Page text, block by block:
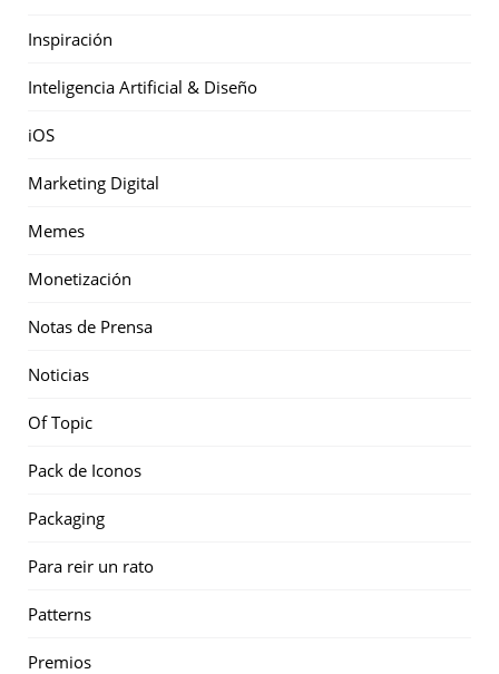
Inspiración
Inteligencia Artificial & Diseño
iOS
Marketing Digital
Memes
Monetización
Notas de Prensa
Noticias
Of Topic
Pack de Iconos
Packaging
Para reir un rato
Patterns
Premios